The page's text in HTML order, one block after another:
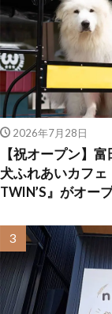
2026年7月28日
【祝オープン】
犬ふれあいカフ
TWIN’S』がオー